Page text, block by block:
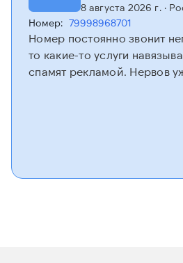
8 августа 2026 г.·
Номер: 79998968701
Номер постоянно звонит
то какие-то услуги
спамят рекламой. Нервов